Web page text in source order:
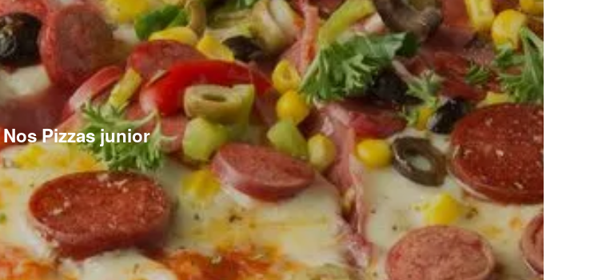
Nos Pizzas junior